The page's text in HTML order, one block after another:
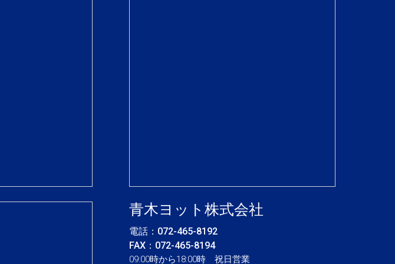
青木ヨット株式会社
電話： 072-465-8192
FAX：072-465-8194
09:00時から18:00時 祝日営業